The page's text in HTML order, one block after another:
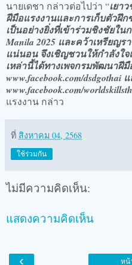
นายเดชา กล่าวต่อไปว่า “เยา
ฝีมือแรงงานและการเก็บตัวฝึ
เป็นอย่างยิ่งที่เข้าร่วมชิงชัยใน
Manila 2025 และคว้าเหรียญ
แน่นอน จึงเชิญชวนให้กำลังใ
เหล่านี้ได้ทางเพจกรมพัฒนาฝี
www.facebook.com/dsdgothai
www.facebook.com/
แรงงาน กล่าว
ที่ สิงหาคม 04, 2568
ใช้ร่วมกัน
ไม่มีความคิดเห็น:
แสดงความคิดเห็น
‹ หน้